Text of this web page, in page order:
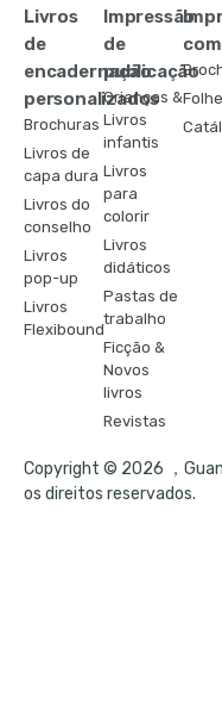
Livros
de
encadernação
personalizados
Brochuras
Livros de
capa dura
Livros do
conselho
Livros
pop-up
Livros
Flexibound
Impressão
de
publicação
Crianças &
Livros
infantis
Livros
para
colorir
Livros
didáticos
Pastas de
trabalho
Ficção &
Novos
livros
Revistas
Copyright © 2026 ，
os direitos reservados.